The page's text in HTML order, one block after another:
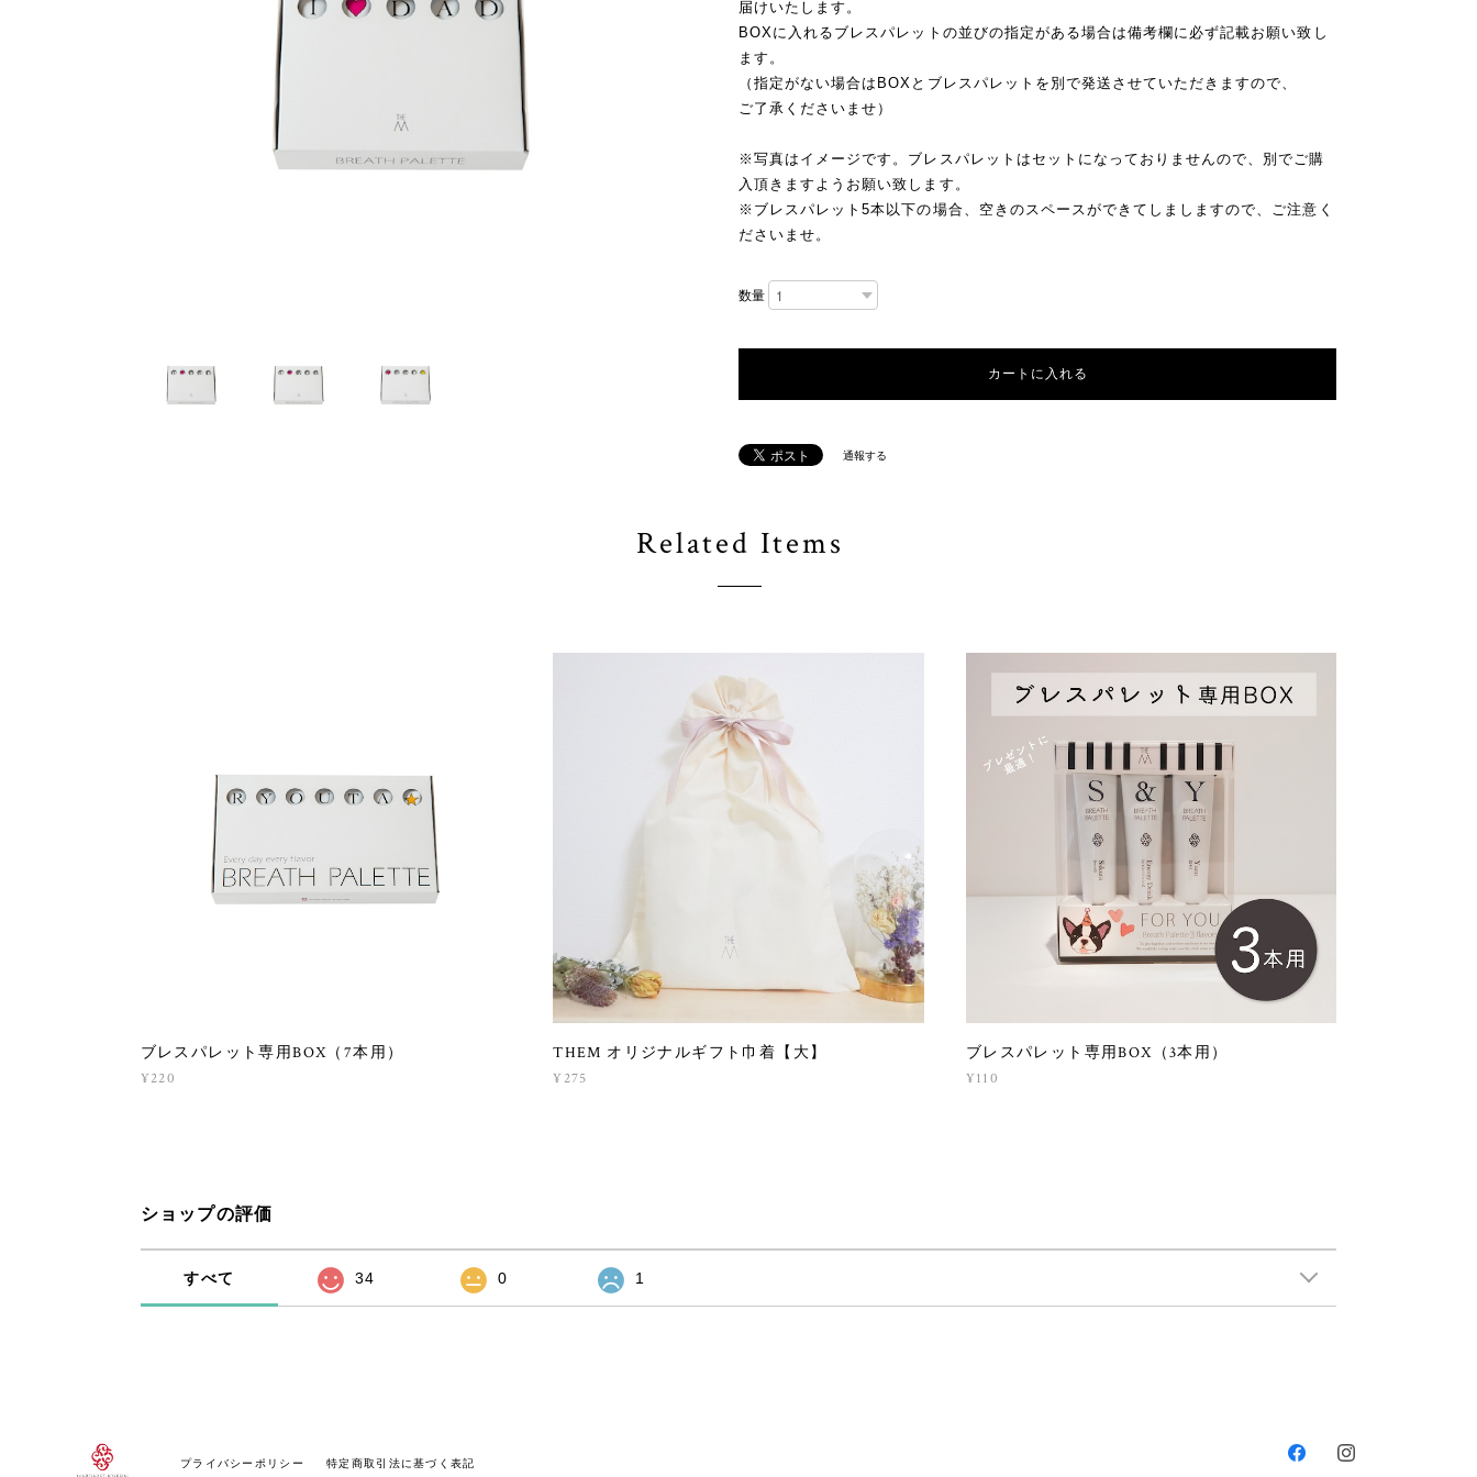
届けいたします。
BOXに入れるブレスパレットの並びの指定がある場合は備考欄に必ず記載お願い致し
ます。
（指定がない場合はBOXとブレスパレットを別で発送させていただきますので、
ご了承くださいませ）
※写真はイメージです。ブレスパレットはセットになっておりませんので、別でご購
入頂きますようお願い致します。
※ブレスパレット5本以下の場合、空きのスペースができてしましますので、ご注意く
ださいませ。
数量
通報する
Related Items
ブレスパレット専用BOX（7本用）
¥220
THEM オリジナルギフト巾着【大】
¥275
ブレスパレット専用BOX（3本用）
¥110
ショップの評価
すべて 34 0 1
プライバシーポリシー 特定商取引法に基づく表記